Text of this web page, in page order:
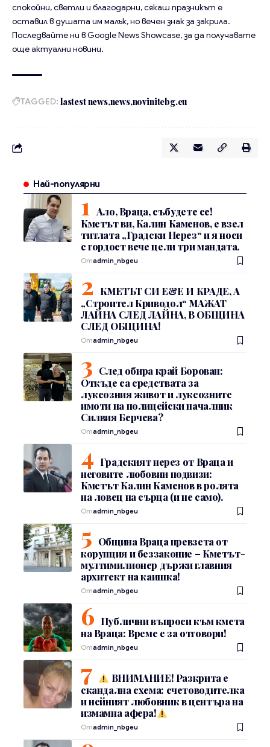
спокойни, светли и благодарни, сякаш празникът е
оставил в душата им малък, но вечен знак за закрила.
Последвайте ни вGoogle News Showcase, за да получавате
още актуални новини.
TAGGED: lastest news news novinitebg.eu
Най-популярни
Ало, Враца, събудете се!
Кметът ви, Калин Каменов, е взел
титлата „Градски Нерез“ и я носи
с гордост вече цели три мандата.
Отadmin_nbgeu
КМЕТЪТ СИ Е&Е И КРАДЕ, А
„Строител Криводол“ МАЖАТ
ЛАЙНА СЛЕД ЛАЙНА, В ОБЩИНА
СЛЕД ОБЩИНА!
Отadmin_nbgeu
След обира край Борован:
Откъде са средствата за
луксозния живот и луксозните
имоти на полицейски началник
Силвия Берчева?
Отadmin_nbgeu
Градският нерез от Враца и
неговите любовни подвизи:
Кметът Калин Каменов в ролята
на ловец на сърца (и не само).
Отadmin_nbgeu
Община Враца превзета от
корупция и беззаконие – Кметът-
мултимилионер държи главния
архитект на каишка!
Отadmin_nbgeu
Публични въпроси към кмета
на Враца: Време е за отговори!
Отadmin_nbgeu
ВНИМАНИЕ! Разкрита е
скандална схема: счетоводителка
и нейният любовник в центъра на
измамна афера!
Отadmin_nbgeu